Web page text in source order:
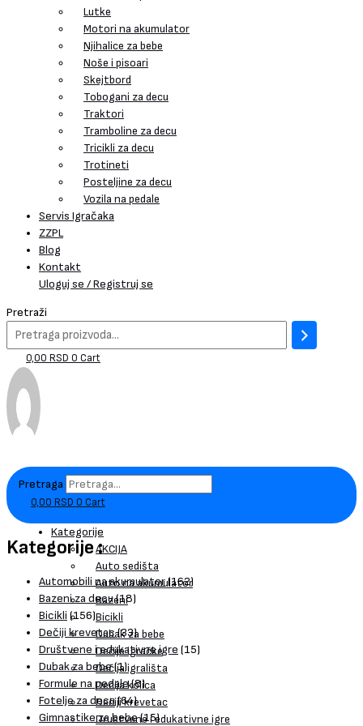
Lutke
Motori na akumulator
Njihalice za bebe
Noše i pisoari
Skejtbord
Tobogani za decu
Traktori
Tramboline za decu
Tricikli za decu
Trotineti
Posteljine za decu
Vozila na pedale
Servis Igračaka
ZZPL
Blog
Kontakt
Uloguj se / Registruj se
Pretraži
0,00 RSD 0 Cart
Pretraga
0,00 RSD 0 Cart
Kategorije
AKCIJA
Auto sedišta
Auto na akumulator
Bazeni
Bicikli
Dubak za bebe
Dečije igračke
Dečija igrališta
Dečija kolica
Dečiji krevetac
Društvene i edukativne igre
Kategorije :
Automobili na akumulator(162)
Bazeni za decu(18)
Bicikli (156)
Dečiji krevetac (33)
Društvene i edukativne igre (15)
Dubak za bebe(1)
Formule na pedale(8)
Fotelje za decu(64)
Gimnastike za bebe(15)